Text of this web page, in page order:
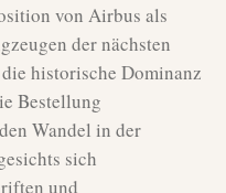
von Airbus als
der nächsten
historische Dominanz
Bestellung
Wandel in der
sich
und